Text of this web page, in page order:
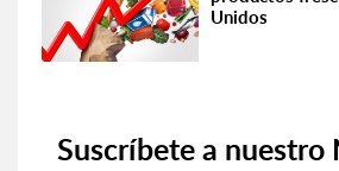
Unidos
Suscríbete a